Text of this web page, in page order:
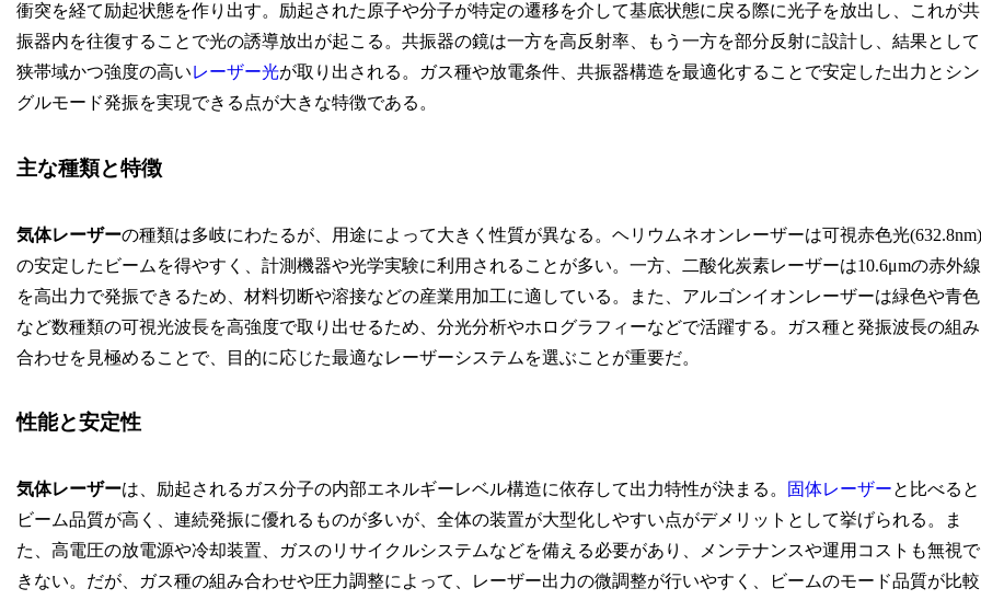
衝突を経て励起状態を作り出す。励起された原子や分子が特定の遷移を介して基底状態に戻る際に光子を放出し、これが共
振器内を往復することで光の誘導放出が起こる。共振器の鏡は一方を高反射率、もう一方を部分反射に設計し、結果として
狭帯域かつ強度の高い レーザー光が取り出される。ガス種や放電条件、共振器構造を最適化することで安定した出力とシン
グルモード発振を実現できる点が大きな特徴である。
主な種類と特徴
気体レーザーの種類は多岐にわたるが、用途によって大きく性質が異なる。ヘリウムネオンレーザーは可視赤色光(632.8nm)
の安定したビームを得やすく、計測機器や光学実験に利用されることが多い。一方、二酸化炭素レーザーは10.6μmの赤外線
を高出力で発振できるため、材料切断や溶接などの産業用加工に適している。また、アルゴンイオンレーザーは緑色や青色
など数種類の可視光波長を高強度で取り出せるため、分光分析やホログラフィーなどで活躍する。ガス種と発振波長の組み
合わせを見極めることで、目的に応じた最適なレーザーシステムを選ぶことが重要だ。
性能と安定性
気体レーザーは、励起されるガス分子の内部エネルギーレベル構造に依存して出力特性が決まる。 固体レーザーと比べると
ビーム品質が高く、連続発振に優れるものが多いが、全体の装置が大型化しやすい点がデメリットとして挙げられる。ま
た、高電圧の放電源や冷却装置、ガスのリサイクルシステムなどを備える必要があり、メンテナンスや運用コストも無視で
きない。だが、ガス種の組み合わせや圧力調整によって、レーザー出力の微調整が行いやすく、ビームのモード品質が比較